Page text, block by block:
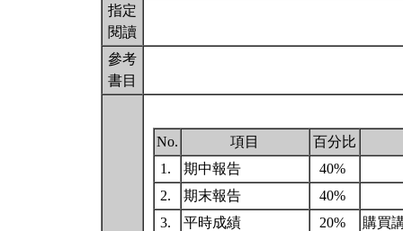
指定
閱讀
參考
書目
No. 項目
百分比
1.
期中報告
40%
2.
期末報告
40%
3.
平時成績 20% 購買